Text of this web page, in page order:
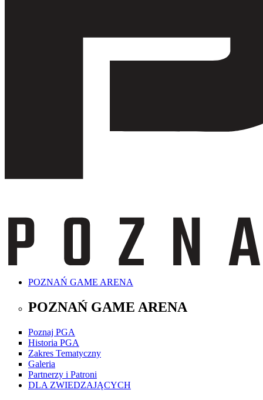
POZNAŃ GAME ARENA
POZNAŃ GAME ARENA
Poznaj PGA
Historia PGA
Zakres Tematyczny
Galeria
Partnerzy i Patroni
DLA ZWIEDZAJĄCYCH